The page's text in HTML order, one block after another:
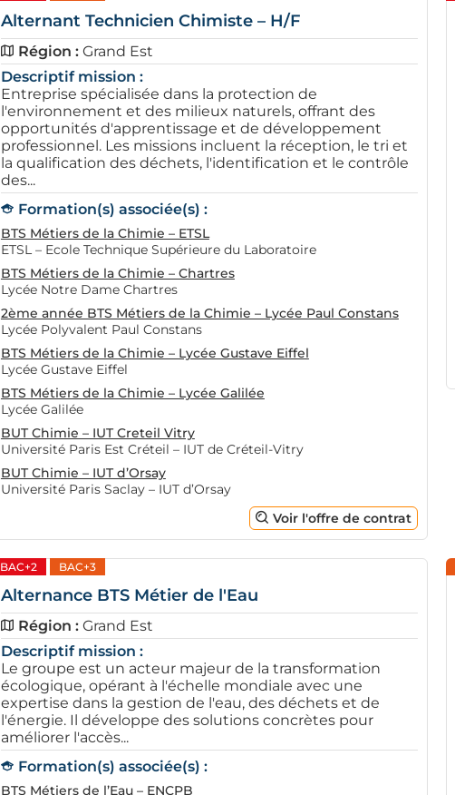
Alternant Technicien Chimiste – H/F
Région : Grand Est
Descriptif mission :
Entreprise spécialisée dans la protection de
l'environnement et des milieux naturels, offrant des
opportunités d'apprentissage et de développement
professionnel. Les missions incluent la réception, le tri et
la qualification des déchets, l'identification et le contrôle
des...
Formation(s) associée(s) :
BTS Métiers de la Chimie – ETSL
ETSL – Ecole Technique Supérieure du Laboratoire
BTS Métiers de la Chimie – Chartres
Lycée Notre Dame Chartres
2ème année BTS Métiers de la Chimie – Lycée Paul Constans
Lycée Polyvalent Paul Constans
BTS Métiers de la Chimie – Lycée Gustave Eiffel
Lycée Gustave Eiffel
BTS Métiers de la Chimie – Lycée Galilée
Lycée Galilée
BUT Chimie – IUT Creteil Vitry
Université Paris Est Créteil – IUT de Créteil-Vitry
BUT Chimie – IUT d’Orsay
Université Paris Saclay – IUT d’Orsay
Voir l'offre de contrat
BAC+2 BAC+3
Alternance BTS Métier de l'Eau
Région : Grand Est
Descriptif mission :
Le groupe est un acteur majeur de la transformation
écologique, opérant à l'échelle mondiale avec une
expertise dans la gestion de l'eau, des déchets et de
l'énergie. Il développe des solutions concrètes pour
améliorer l'accès...
Formation(s) associée(s) :
BTS Métiers de l’Eau – ENCPB